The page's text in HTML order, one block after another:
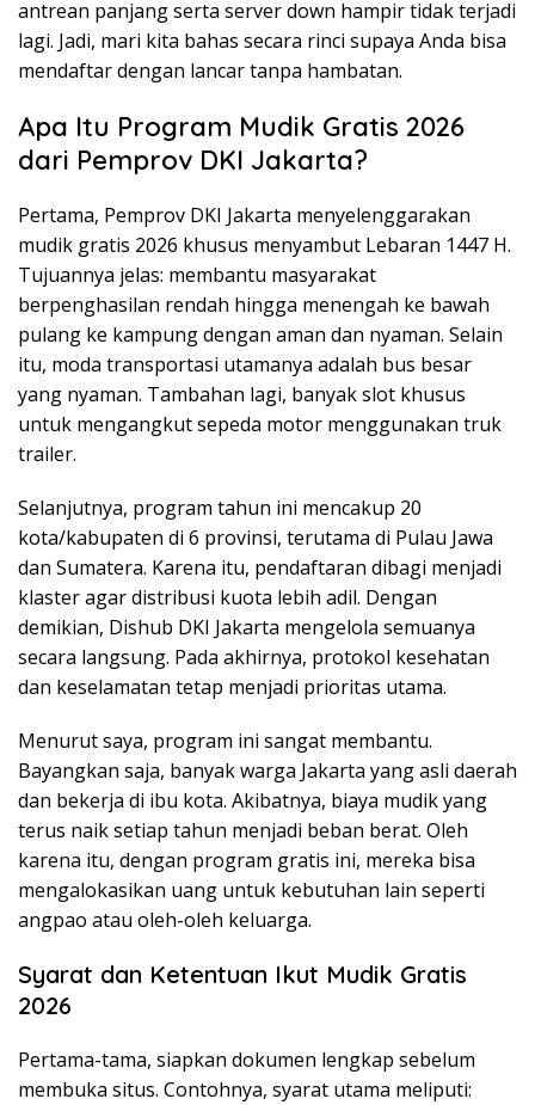
antrean panjang serta server down hampir tidak terjadi
lagi. Jadi, mari kita bahas secara rinci supaya Anda bisa
mendaftar dengan lancar tanpa hambatan.
Apa Itu Program Mudik Gratis 2026
dari Pemprov DKI Jakarta?
Pertama, Pemprov DKI Jakarta menyelenggarakan
mudik gratis 2026 khusus menyambut Lebaran 1447 H.
Tujuannya jelas: membantu masyarakat
berpenghasilan rendah hingga menengah ke bawah
pulang ke kampung dengan aman dan nyaman. Selain
itu, moda transportasi utamanya adalah bus besar
yang nyaman. Tambahan lagi, banyak slot khusus
untuk mengangkut sepeda motor menggunakan truk
trailer.
Selanjutnya, program tahun ini mencakup 20
kota/kabupaten di 6 provinsi, terutama di Pulau Jawa
dan Sumatera. Karena itu, pendaftaran dibagi menjadi
klaster agar distribusi kuota lebih adil. Dengan
demikian, Dishub DKI Jakarta mengelola semuanya
secara langsung. Pada akhirnya, protokol kesehatan
dan keselamatan tetap menjadi prioritas utama.
Menurut saya, program ini sangat membantu.
Bayangkan saja, banyak warga Jakarta yang asli daerah
dan bekerja di ibu kota. Akibatnya, biaya mudik yang
terus naik setiap tahun menjadi beban berat. Oleh
karena itu, dengan program gratis ini, mereka bisa
mengalokasikan uang untuk kebutuhan lain seperti
angpao atau oleh-oleh keluarga.
Syarat dan Ketentuan Ikut Mudik Gratis
2026
Pertama-tama, siapkan dokumen lengkap sebelum
membuka situs. Contohnya, syarat utama meliputi: